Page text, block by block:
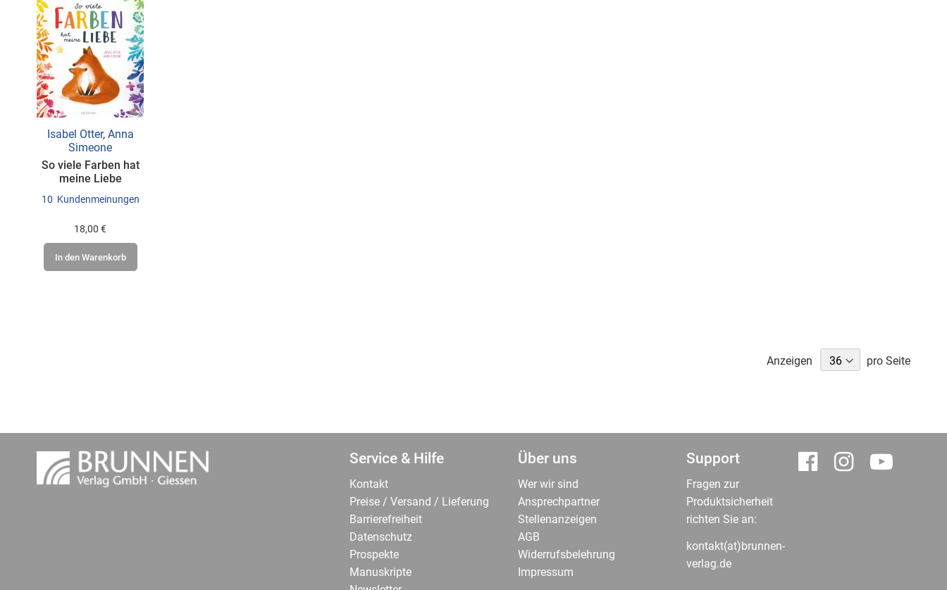
Isabel Otter, Anna
Simeone
So viele Farben hat
meine Liebe
10 Kundenmeinungen
18,00 €
In den Warenkorb
Anzeigen pro Seite
Service & Hilfe
Kontakt
Preise / Versand / Lieferung
Barrierefreiheit
Datenschutz
Prospekte
Manuskripte
Über uns
Wer wir sind
Ansprechpartner
Stellenanzeigen
AGB
Widerrufsbelehrung
Impressum
Support
Fragen zur
Produktsicherheit
richten Sie an:
kontakt(at)brunnen-
verlag.de